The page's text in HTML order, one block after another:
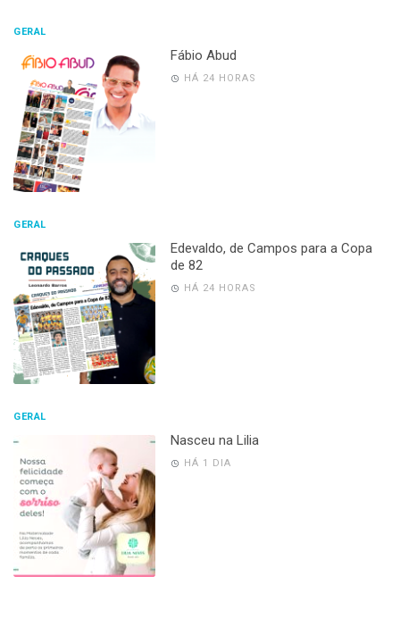
GERAL
Fábio Abud
HÁ 24 HORAS
GERAL
Edevaldo, de Campos para a Copa
de 82
HÁ 24 HORAS
GERAL
Nasceu na Lilia
HÁ 1 DIA